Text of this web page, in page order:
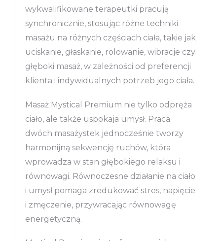
wykwalifikowane terapeutki pracują
synchronicznie, stosując różne techniki
masażu na różnych częściach ciała, takie jak
uciskanie, głaskanie, rolowanie, wibracje czy
głęboki masaż, w zależności od preferencji
klienta i indywidualnych potrzeb jego ciała.
Masaż Mystical Premium nie tylko odpręża
ciało, ale także uspokaja umysł. Praca
dwóch masażystek jednocześnie tworzy
harmonijną sekwencję ruchów, która
wprowadza w stan głębokiego relaksu i
równowagi. Równoczesne działanie na ciało
i umysł pomaga zredukować stres, napięcie
i zmęczenie, przywracając równowagę
energetyczną.